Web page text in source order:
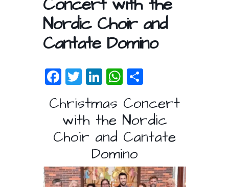
Nordic Choir and
Cantate Domino
F
ac
e
b
o
k
T
w
itt
er
Li
k
e
dI
n
W
h
at
s
A
p
p
ar
e
Christmas Concert
with the Nordic
Choir and Cantate
Domino